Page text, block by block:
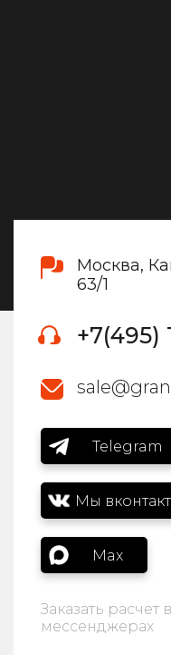
Москва,
63/1
+7(495)
Telegram
Мы
Max
Заказать расчет в
мессенджерах